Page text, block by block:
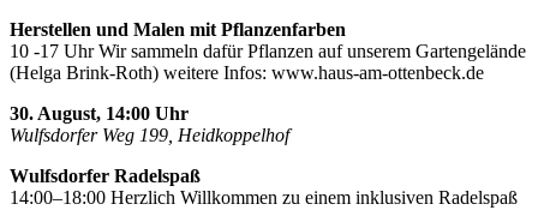
Herstellen und Malen mit Pflanzenfarben
10 -17 Uhr Wir sammeln dafür Pflanzen auf unserem Gartengelände
(Helga Brink-Roth) weitere Infos: www.haus-am-ottenbeck.de
30. August, 14:00 Uhr
Wulfsdorfer Weg 199, Heidkoppelhof
Wulfsdorfer Radelspaß
14:00–18:00 Herzlich Willkommen zu einem inklusiven Radelspaß